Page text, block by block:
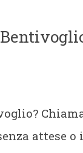
attese